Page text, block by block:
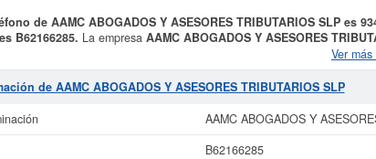
de AAMC ABOGADOS Y ASESORES TRIBUTARIOS SLP es
B62166285. La empresa AAMC ABOGADOS Y ASESORES
ABOGACIA. y se dió del alta el día 26/01/2000. Esta empresa está
Sistema Internacional de Clasificación de actividades empresariales,
en el SIC 81110000.AAMC ABOGADOS Y ASESORES
puede solicitar esta empresa las demás que estén
Ver más
de AAMC ABOGADOS Y ASESORES TRIBUTARIOS SLP
AAMC ABOGADOS Y
B62166285